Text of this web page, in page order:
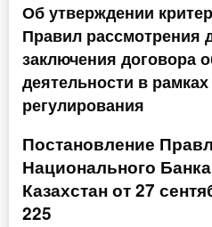
Консультации
Правовая база
Библиотека бухгалтера
Вебинары
Об утверждении
Правил рассмотрения
заключения договора
деятельности в
регулирования
Постановление
Национального
Казахстан от 27
225